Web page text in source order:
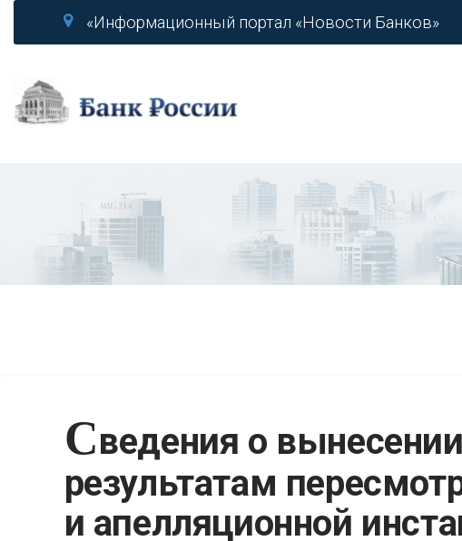
«Информационный портал «Новости Банков»
Сведения о
результатам
и апелляционной